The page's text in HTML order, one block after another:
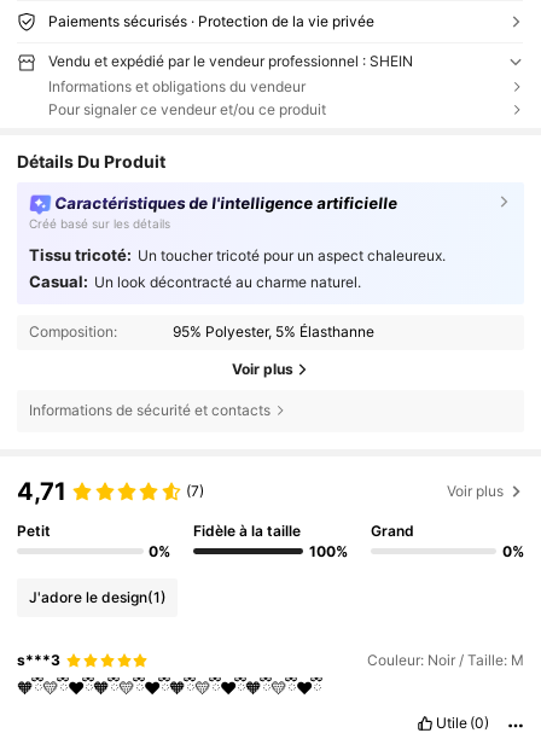
Paiements sécurisés · Protection de la vie privée
Vendu et expédié par le vendeur professionnel : SHEIN
Informations et obligations du vendeur
Pour signaler ce vendeur et/ou ce produit
Détails Du Produit
Caractéristiques de l'intelligence artificielle
Créé basé sur les détails
Tissu tricoté: Un toucher tricoté pour un aspect chaleureux.
Casual: Un look décontracté au charme naturel.
Composition: 95% Polyester, 5% Élasthanne
Voir plus
Informations de sécurité et contacts
4,71 (7) Voir plus
Petit
0%
Fidèle à la taille
100%
Grand
0%
J'adore le design(1)
s***3 Couleur: Noir / Taille: M
🧡ྀི💛ྀི❤️ྀི🧡ྀི💛ྀི❤️ྀི🧡ྀི💛ྀི❤️ྀི🧡ྀི💛ྀི❤️ྀི
Utile (0)